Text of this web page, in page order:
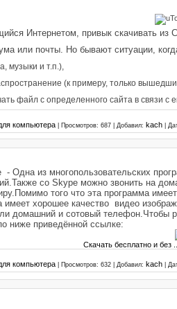
Интернетом, привык скачивать
или почты. Но бывают ситуации,
музыки и т.п.),
(к примеру, только
файл с определенного сайта в связи с
компьютера Просмотров: 687 Добавил: kach
Одна из многопользовательских
со Skype можно звонить на
того что эта программа
хорошее качество видео
домашний и сотовый телефон.Чтобы
ниже приведённой ссылке:
Скачать бесплатно и без
компьютера Просмотров: 632 Добавил: kach